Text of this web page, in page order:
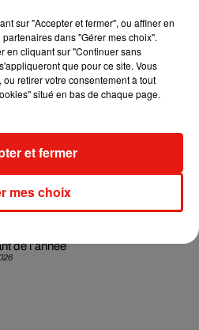
s’essaye à la vie de chatelain
nouveau clip
de l’année
sur "Accepter et fermer", ou affiner en
dans "Gérer mes choix".
en cliquant sur "Continuer sans
que pour ce site. Vous
retirer votre consentement à tout
situé en bas de chaque page.
mes choix
et fermer